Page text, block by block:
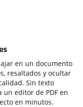
en un documento
resaltados y ocultar
Sin texto
editor de PDF en
en minutos.